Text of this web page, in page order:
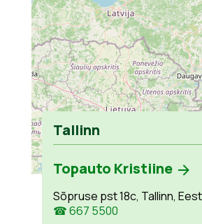
Tallinn
Topauto Kristiine
Sõpruse pst 18c, Tallinn,
☎ 667 5500